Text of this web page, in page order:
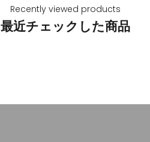
Recently viewed products
最近チェックした商品